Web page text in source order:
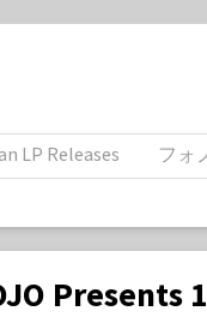
LP Releases フォ
Presents